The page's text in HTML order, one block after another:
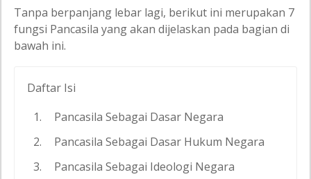
Tanpa berpanjang lebar lagi, berikut ini merupakan 7
fungsi Pancasila yang akan dijelaskan pada bagian di
bawah ini.
Daftar Isi
Pancasila Sebagai Dasar Negara
Pancasila Sebagai Dasar Hukum Negara
Pancasila Sebagai Ideologi Negara